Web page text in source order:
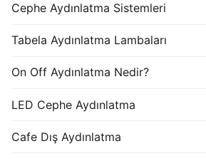
Cephe Aydınlatma Sistemleri
Tabela Aydınlatma Lambaları
On Off Aydınlatma Nedir?
LED Cephe Aydınlatma
Cafe Dış Aydınlatma